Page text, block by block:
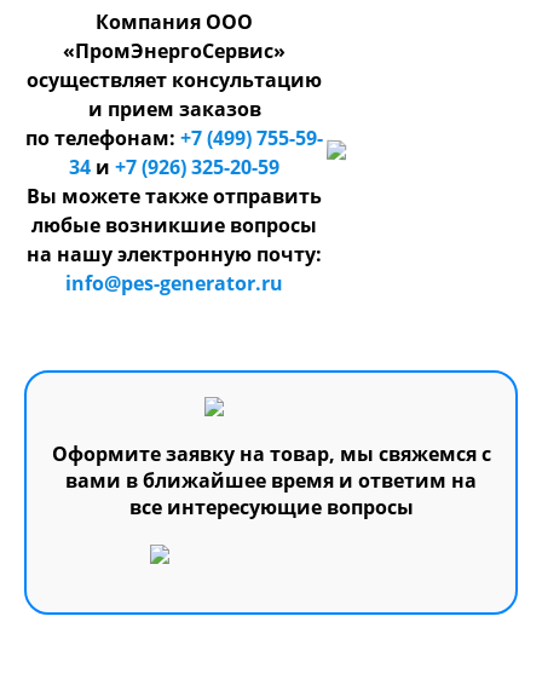
Компания ООО
«ПромЭнергоСервис»
осуществляет консультацию
и прием заказов
по телефонам: +7 (499) 755-59-
34 и +7 (926) 325-20-59
Вы можете также отправить
любые возникшие вопросы
на нашу электронную почту:
info@pes-generator.ru
Оформите заявку на товар, мы свяжемся с
вами в ближайшее время и ответим на
все интересующие вопросы